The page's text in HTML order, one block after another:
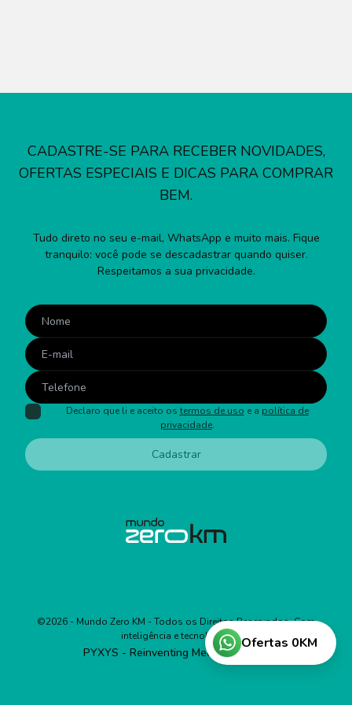
Ofertas 0KM
CADASTRE-SE PARA RECEBER NOVIDADES,
OFERTAS ESPECIAIS E DICAS PARA COMPRAR
BEM.
Tudo direto no seu e-mail, WhatsApp e muito mais. Fique
tranquilo: você pode se descadastrar quando quiser.
Respeitamos a sua privacidade.
Declaro que li e aceito os termos de uso e a política de
privacidade.
Cadastrar
©2026 - Mundo Zero KM - Todos os Direitos Reservados. Com
inteligência e tecnologia:
PYXYS - Reinventing Media Business